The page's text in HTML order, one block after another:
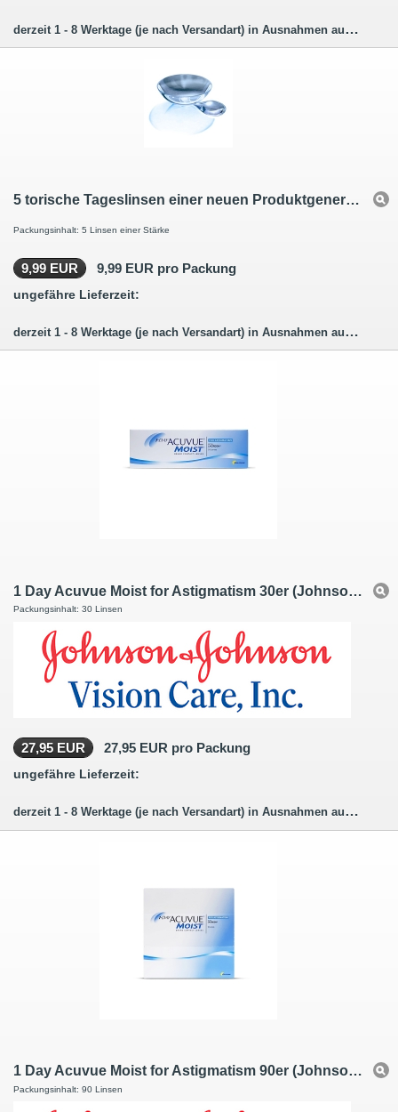
derzeit 1 - 8 Werktage (je nach Versandart) in Ausnahmen auch länger.
5 torische Tageslinsen einer neuen Produktgeneration für einen verbesserten Tragekomfort
Packungsinhalt: 5 Linsen einer Stärke
9,99 EUR 9,99 EUR pro Packung
ungefähre Lieferzeit:
derzeit 1 - 8 Werktage (je nach Versandart) in Ausnahmen auch länger.
1 Day Acuvue Moist for Astigmatism 30er (Johnson + Johnson)
Packungsinhalt: 30 Linsen
27,95 EUR 27,95 EUR pro Packung
ungefähre Lieferzeit:
derzeit 1 - 8 Werktage (je nach Versandart) in Ausnahmen auch länger.
1 Day Acuvue Moist for Astigmatism 90er (Johnson + Johnson)
Packungsinhalt: 90 Linsen